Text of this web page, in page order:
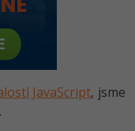
JavaScript, jsme